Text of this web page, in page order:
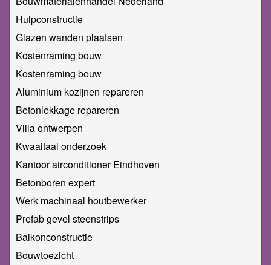
Hulpconstructie
Glazen wanden plaatsen
Kostenraming bouw
Kostenraming bouw
Aluminium kozijnen repareren
Betonlekkage repareren
Villa ontwerpen
Kwaaitaal onderzoek
Kantoor airconditioner Eindhoven
Betonboren expert
Werk machinaal houtbewerker
Prefab gevel steenstrips
Balkonconstructie
Bouwtoezicht